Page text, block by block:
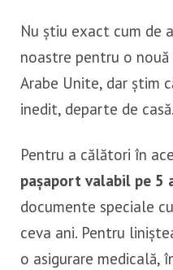
Nu știu exact cum de
noastre pentru o
Arabe Unite, dar știm
inedit, departe de casă.
Pentru a călători în
pașaport valabil pe 5
documente speciale
ceva ani. Pentru
o asigurare medicală,